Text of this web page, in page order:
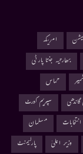
امریکہ
بھارتیہ جنتا پارٹی
حماس
سپریم کورٹ
مسلمان
وزیر اعلیٰ
پارلیمنٹ